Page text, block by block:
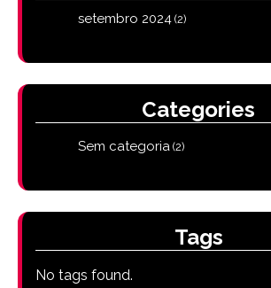
setembro 2024 (2)
Categories
Sem categoria (2)
Tags
No tags found.